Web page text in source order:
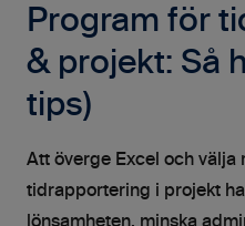
Program för
& projekt: Så
tips)
Att överge Excel och välja
tidrapportering i projekt